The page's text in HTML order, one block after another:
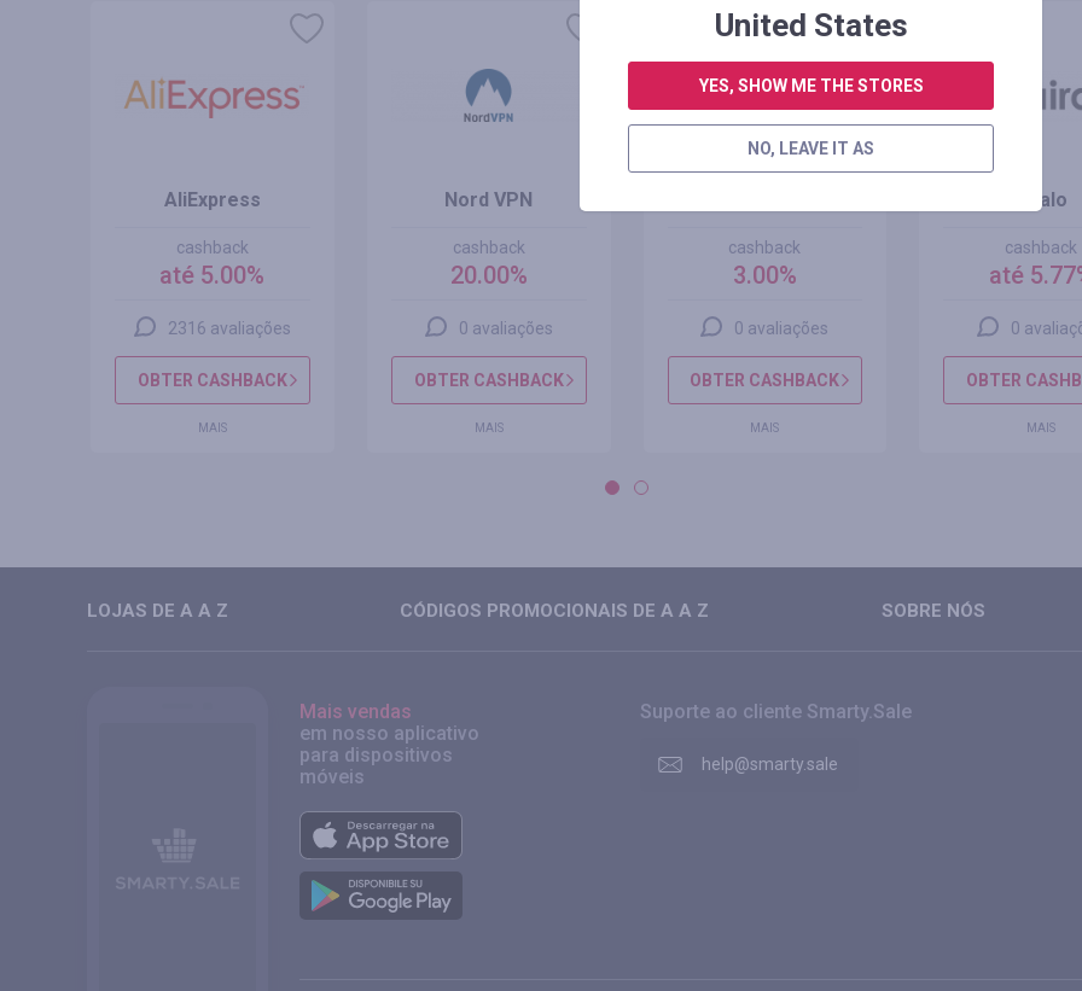
AliExpress
cashback
até 5.00%
2316 avaliações
OBTER CASHBACK
MAIS
Nord VPN
cashback
20.00%
0 avaliações
OBTER CASHBACK
MAIS
cashback
3.00%
0 avaliações
OBTER CASHBACK
MAIS
Airalo
cashback
até
0
OBTER
MAIS
LOJAS DE A A Z CÓDIGOS PROMOCIONAIS DE A A Z SOBRE NÓS
Mais vendas
em nosso aplicativo
para dispositivos
móveis
Suporte ao cliente Smarty.Sale
help@smarty.sale
United States
YES, SHOW ME THE STORES
NO, LEAVE IT AS